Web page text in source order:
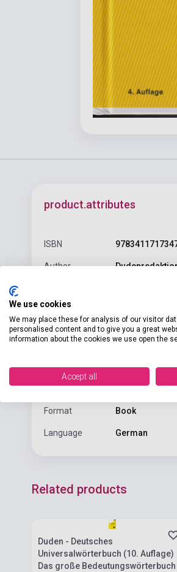
product.attributes
ISBN
Author
Binding
Publisher DUDENVERLAG
publication
Edition number 4
Format Book
Language German
Related products
Duden - Deutsches
Universalwörterbuch (10. Auflage)
Das große Bedeutungswörterbuch
We use cookies
We may place these for analysis of our visitor
personalised content and to give you a great
information about the cookies we use open the
Accept all